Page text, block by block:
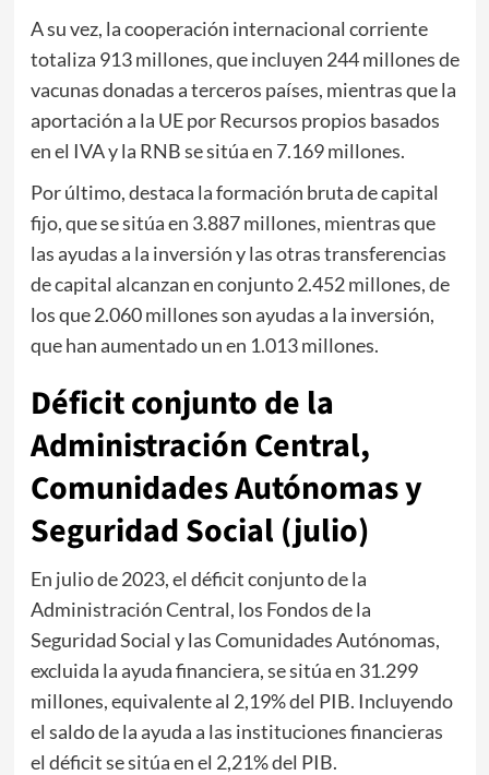
A su vez, la cooperación internacional corriente
totaliza 913 millones, que incluyen 244 millones de
vacunas donadas a terceros países, mientras que la
aportación a la UE por Recursos propios basados
en el IVA y la RNB se sitúa en 7.169 millones.
Por último, destaca la formación bruta de capital
fijo, que se sitúa en 3.887 millones, mientras que
las ayudas a la inversión y las otras transferencias
de capital alcanzan en conjunto 2.452 millones, de
los que 2.060 millones son ayudas a la inversión,
que han aumentado un en 1.013 millones.
Déficit conjunto de la
Administración Central,
Comunidades Autónomas y
Seguridad Social (julio)
En julio de 2023, el déficit conjunto de la
Administración Central, los Fondos de la
Seguridad Social y las Comunidades Autónomas,
excluida la ayuda financiera, se sitúa en 31.299
millones, equivalente al 2,19% del PIB. Incluyendo
el saldo de la ayuda a las instituciones financieras
el déficit se sitúa en el 2,21% del PIB.